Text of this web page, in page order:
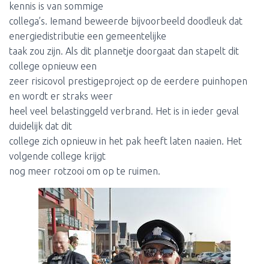
kennis is van sommige
collega’s. Iemand beweerde bijvoorbeeld doodleuk dat
energiedistributie een gemeentelijke
taak zou zijn. Als dit plannetje doorgaat dan stapelt dit
college opnieuw een
zeer risicovol prestigeproject op de eerdere puinhopen
en wordt er straks weer
heel veel belastinggeld verbrand. Het is in ieder geval
duidelijk dat dit
college zich opnieuw in het pak heeft laten naaien. Het
volgende college krijgt
nog meer rotzooi om op te ruimen.